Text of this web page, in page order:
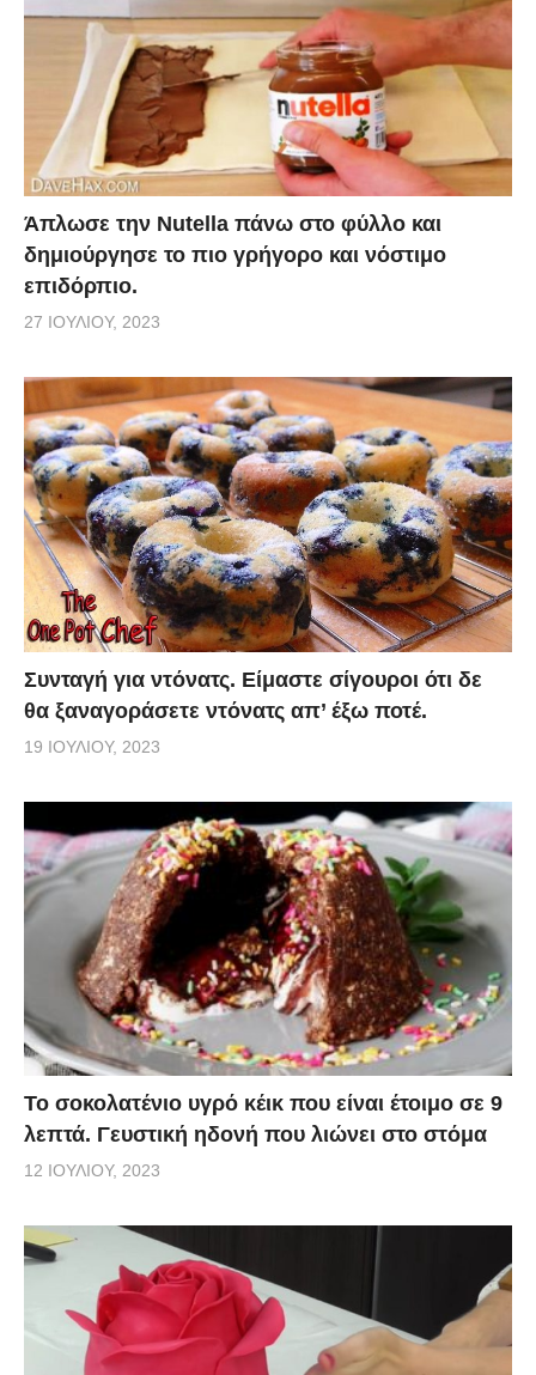
Άπλωσε την Nutella πάνω στο φύλλο και
δημιούργησε το πιο γρήγορο και νόστιμο
επιδόρπιο.
27 ΙΟΥΛΊΟΥ, 2023
Συνταγή για ντόνατς. Είμαστε σίγουροι ότι δε
θα ξαναγοράσετε ντόνατς απ’ έξω ποτέ.
19 ΙΟΥΛΊΟΥ, 2023
Το σοκολατένιο υγρό κέικ που είναι έτοιμο σε 9
λεπτά. Γευστική ηδονή που λιώνει στο στόμα
12 ΙΟΥΛΊΟΥ, 2023